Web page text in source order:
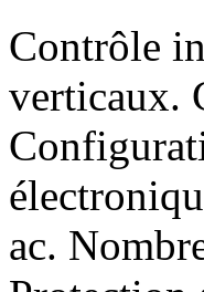
Contrôle
verticaux.
ac.